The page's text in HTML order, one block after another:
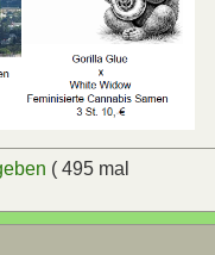
( 495 mal